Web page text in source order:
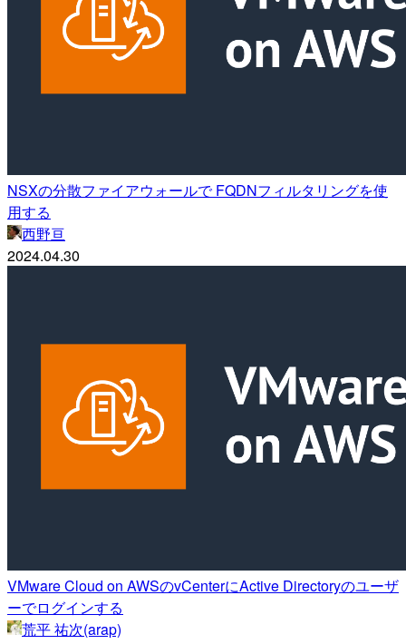
NSXの分散ファイアウォールで FQDNフィルタリングを使
用する
西野亘
2024.04.30
VMware Cloud on AWSのvCenterにActive Directoryのユーザ
ーでログインする
荒平 祐次(arap)